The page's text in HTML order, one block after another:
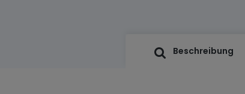
Beschreibung